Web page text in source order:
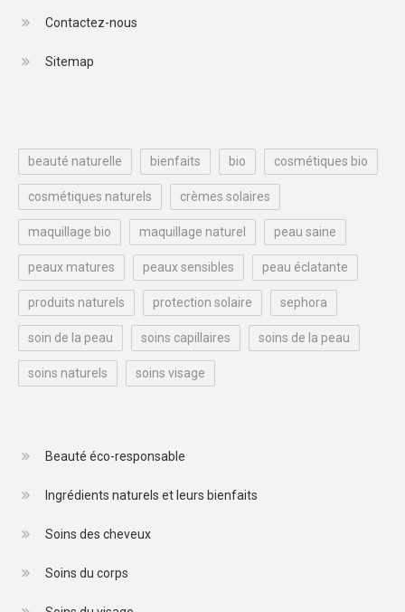
Contactez-nous
Sitemap
beauté naturelle bienfaits bio cosmétiques bio
cosmétiques naturels crèmes solaires
maquillage bio maquillage naturel peau saine
peaux matures peaux sensibles peau éclatante
produits naturels protection solaire sephora
soin de la peau soins capillaires soins de la peau
soins naturels soins visage
Beauté éco-responsable
Ingrédients naturels et leurs bienfaits
Soins des cheveux
Soins du corps